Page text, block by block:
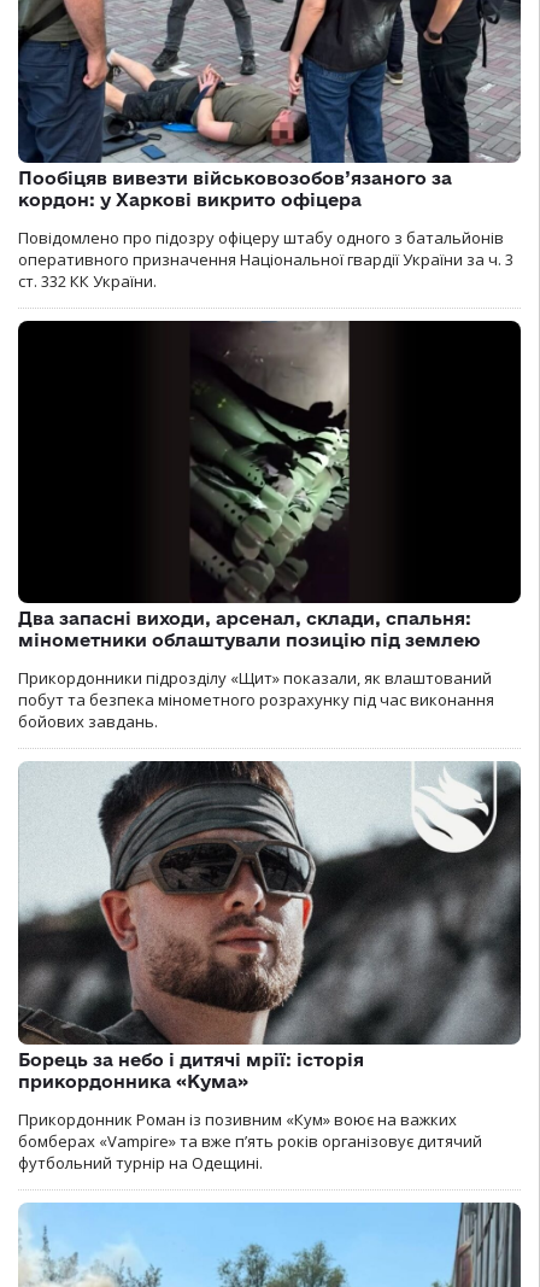
Пообіцяв вивезти військовозобов’язаного за
кордон: у Харкові викрито офіцера
Повідомлено про підозру офіцеру штабу одного з батальйонів
оперативного призначення Національної гвардії України за ч. 3
ст. 332 КК України.
Два запасні виходи, арсенал, склади, спальня:
мінометники облаштували позицію під землею
Прикордонники підрозділу «Щит» показали, як влаштований
побут та безпека мінометного розрахунку під час виконання
бойових завдань.
Борець за небо і дитячі мрії: історія
прикордонника «Кума»
Прикордонник Роман із позивним «Кум» воює на важких
бомберах «Vampire» та вже п’ять років організовує дитячий
футбольний турнір на Одещині.